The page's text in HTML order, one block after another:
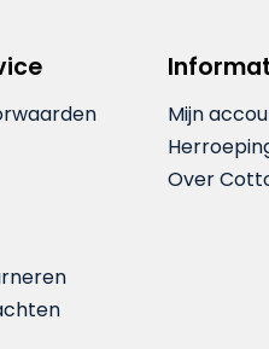
Mijn
Over